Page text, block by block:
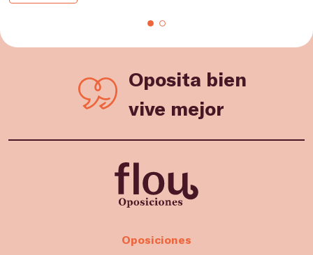
Oposita bien
vive mejor
Oposiciones